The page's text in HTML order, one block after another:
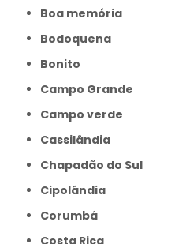
Boa memória
Bodoquena
Bonito
Campo Grande
Campo verde
Cassilândia
Chapadão do Sul
Cipolândia
Corumbá